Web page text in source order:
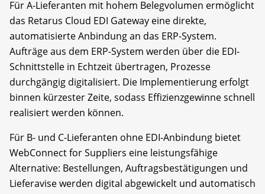
Für A-Lieferanten mit hohem Belegvolumen ermöglicht
das Retarus Cloud EDI Gateway eine direkte,
automatisierte Anbindung an das ERP-System.
Aufträge aus dem ERP-System werden über die EDI-
Schnittstelle in Echtzeit übertragen, Prozesse
durchgängig digitalisiert. Die Implementierung erfolgt
binnen kürzester Zeite, sodass Effizienzgewinne schnell
realisiert werden können.
Für B- und C-Lieferanten ohne EDI-Anbindung bietet
WebConnect for Suppliers eine leistungsfähige
Alternative: Bestellungen, Auftragsbestätigungen und
Lieferavise werden digital abgewickelt und automatisch